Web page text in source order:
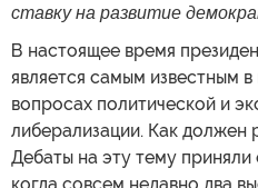
ставку на развитие
В настоящее время
является самым известным
вопросах политической и
либерализации. Как должен
Дебаты на эту тему
когда совсем недавно два